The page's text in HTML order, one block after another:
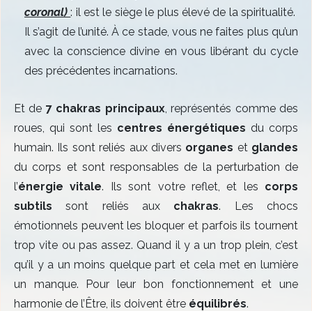
coronal): il est le siège le plus élevé de la spiritualité.
Il s’agit de l’unité. À ce stade, vous ne faites plus qu’un
avec la conscience divine en vous libérant du cycle
des précédentes incarnations.
Et de 7 chakras principaux, représentés comme des
roues, qui sont les centres énergétiques du corps
humain. Ils sont reliés aux divers organes et glandes
du corps et sont responsables de la perturbation de
l’énergie vitale. Ils sont votre reflet, et les corps
subtilssont reliés aux chakras. Les chocs
émotionnels peuvent les bloquer et parfois ils tournent
trop vite ou pas assez. Quand il y a un trop plein, c’est
qu’il y a un moins quelque part et cela met en lumière
un manque. Pour leur bon fonctionnement et une
harmonie de l’Être, ils doivent être équilibrés.